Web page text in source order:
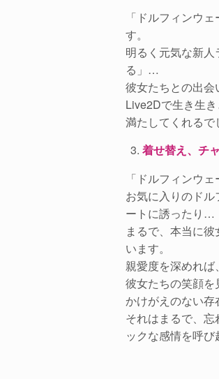
「ドルフィンウ
す。
明るく元気な新
る」…
彼女たちとの出会
Live2Dで生き生
満たしてくれるで
着せ替え、チ
「ドルフィンウ
お気に入りのド
ートに誘ったり…
まるで、本当に
います。
親愛度を深めれ
彼女たちの笑顔を
かけがえのない存
それはまるで、
ックな感情を呼び